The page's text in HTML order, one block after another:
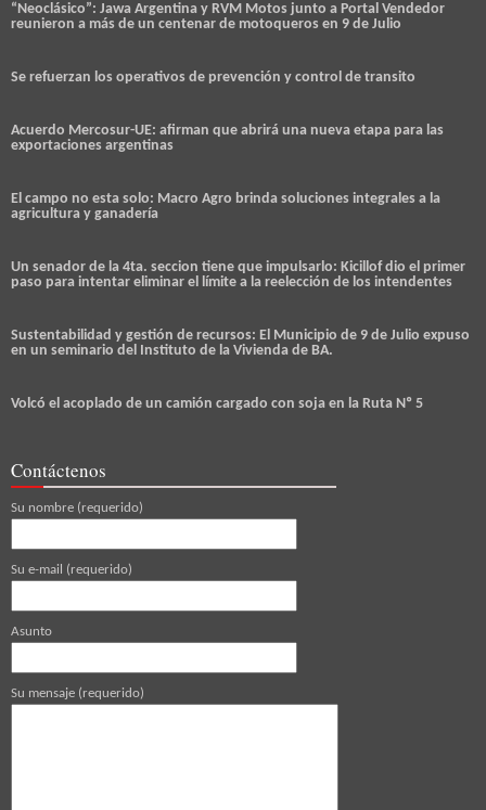
“Neoclásico”: Jawa Argentina y RVM Motos junto a Portal Vendedor
reunieron a más de un centenar de motoqueros en 9 de Julio
Se refuerzan los operativos de prevención y control de transito
Acuerdo Mercosur-UE: afirman que abrirá una nueva etapa para las
exportaciones argentinas
El campo no esta solo: Macro Agro brinda soluciones integrales a la
agricultura y ganadería
Un senador de la 4ta. seccion tiene que impulsarlo: Kicillof dio el primer
paso para intentar eliminar el límite a la reelección de los intendentes
Sustentabilidad y gestión de recursos: El Municipio de 9 de Julio expuso
en un seminario del Instituto de la Vivienda de BA.
Volcó el acoplado de un camión cargado con soja en la Ruta Nº 5
Contáctenos
Su nombre (requerido)
Su e-mail (requerido)
Asunto
Su mensaje (requerido)